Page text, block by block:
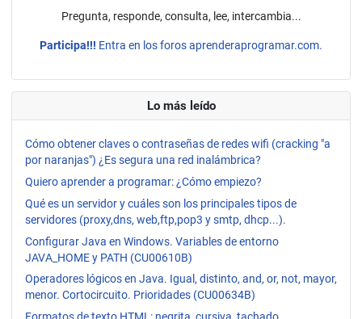
Pregunta, responde, consulta, lee, intercambia...
Participa!!! Entra en los foros aprenderaprogramar.com.
Lo más leído
Cómo obtener claves o contraseñas de redes wifi (cracking "a
por naranjas") ¿Es segura una red inalámbrica?
Quiero aprender a programar: ¿Cómo empiezo?
Qué es un servidor y cuáles son los principales tipos de
servidores (proxy,dns, web,ftp,pop3 y smtp, dhcp...).
Configurar Java en Windows. Variables de entorno
JAVA_HOME y PATH (CU00610B)
Operadores lógicos en Java. Igual, distinto, and, or, not, mayor,
menor. Cortocircuito. Prioridades (CU00634B)